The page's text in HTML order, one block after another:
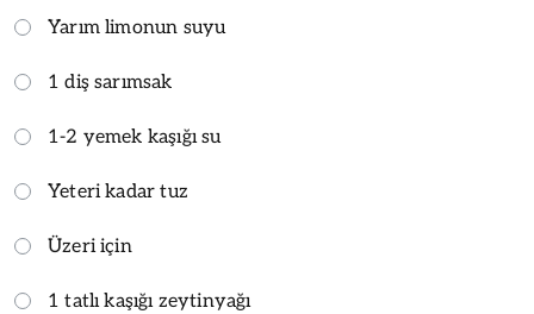
Yarım limonun suyu
1 diş sarımsak
1-2 yemek kaşığı su
Yeteri kadar tuz
Üzeri için
1 tatlı kaşığı zeytinyağı